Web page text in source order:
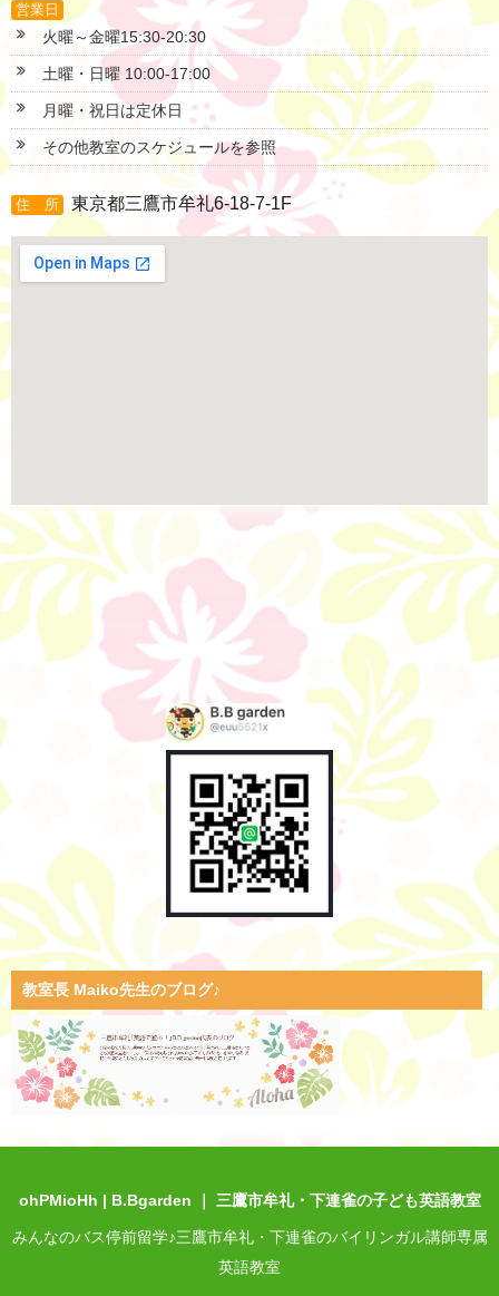
営業日
火曜～金曜15:30-20:30
土曜・日曜 10:00-17:00
月曜・祝日は定休日
その他教室のスケジュールを参照
住 所 東京都三鷹市牟礼6-18-7-1F
教室長 Maiko先生のブログ♪
ohPMioHh | B.Bgarden ｜ 三鷹市牟礼・下連雀の子ども英語教室
みんなのバス停前留学♪三鷹市牟礼・下連雀のバイリンガル講師専属
英語教室